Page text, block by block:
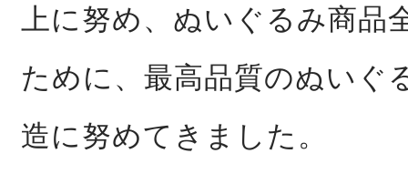
上に努め、ぬいぐるみ商品
ために、最高品質のぬいぐ
造に努めてきました。